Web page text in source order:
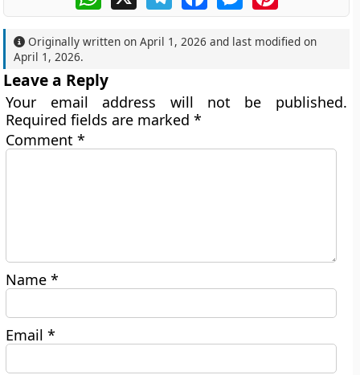
Originally written onApril 1, 2026 and last modified on
April 1, 2026.
Leave a Reply
Your email address will not be published.
Required fields are marked*
Comment*
Name*
Email*